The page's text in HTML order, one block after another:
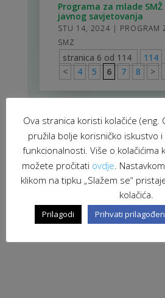
Programa za mlade
javnog savjetovanja
STU 14, 2024 | PROGRAM
SMZ
stranica 6 od 114
114
<
4 5 6 7 8 >
Ova stranica koristi kolačiće (eng.
pružila bolje korisničko iskustvo
funkcionalnosti. Više o kolačićima
možete pročitati ovdje .
klikom na tipku „Slažem se“
kolačića.
Prilagodi Prihvati